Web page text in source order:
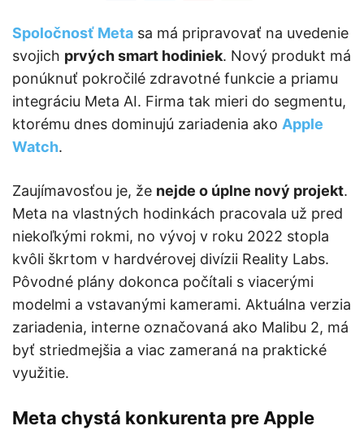
Spoločnosť Meta sa má pripravovať na uvedenie
svojich prvých smart hodiniek. Nový produkt má
ponúknuť pokročilé zdravotné funkcie a priamu
integráciu Meta AI. Firma tak mieri do segmentu,
ktorému dnes dominujú zariadenia ako Apple
Watch.
Zaujímavosťou je, že nejde o úplne nový projekt.
Meta na vlastných hodinkách pracovala už pred
niekoľkými rokmi, no vývoj v roku 2022 stopla
kvôli škrtom v hardvérovej divízii Reality Labs.
Pôvodné plány dokonca počítali s viacerými
modelmi a vstavanými kamerami. Aktuálna verzia
zariadenia, interne označovaná ako Malibu 2, má
byť striedmejšia a viac zameraná na praktické
využitie.
Meta chystá konkurenta pre Apple